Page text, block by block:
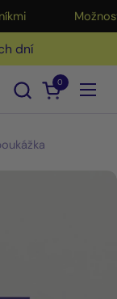
dní
Otvoriť
0